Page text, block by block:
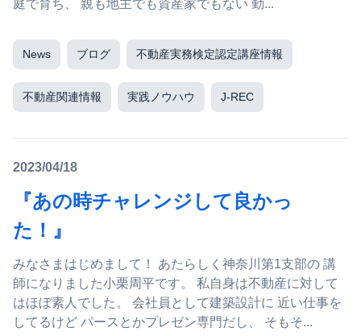
庭で育ち、 親も地主でも資産家でもない 勤...
News ブログ 不動産実務検定認定講座情報
不動産関連情報 実践ノウハウ J-REC
2023/04/18
『あの時チャレンジして良かっ
た！』
みなさまはじめまして！ あたらしく神奈川第1支部の 講
師になりました小栗周平です。 私自身は不動産に対して
はほぼ素人でした。 会社員として建築設計に 近い仕事を
してるけど パースとかプレゼン専門だし、 そもそ...